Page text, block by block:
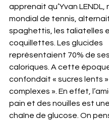
apprenait qu’Yvan LENDL,
mondial de tennis,
spaghettis, les taliatelles
coquillettes. Les glucides
représentaient 70% de
caloriques. A cette
confondait « sucres lents
complexes ». En effet,
pain et des nouilles est
chaîne de glucose. On